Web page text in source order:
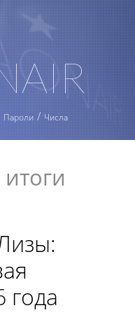
Пароли Числа
года